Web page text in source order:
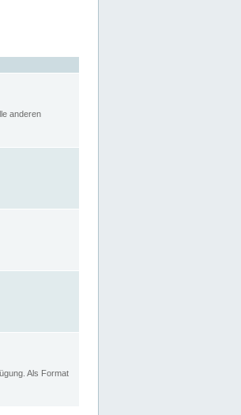
anderen
Als Format